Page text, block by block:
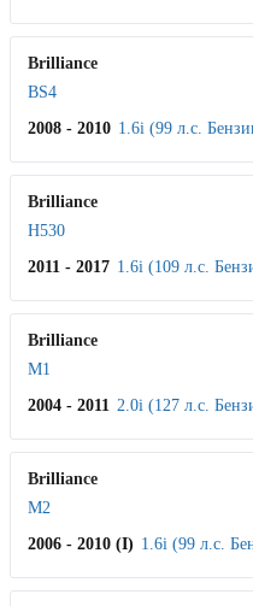
Brilliance
BS4
2008 - 2010 1.6i (99 л.с.
Brilliance
H530
2011 - 2017 1.6i (109 л.с.
Brilliance
M1
2004 - 2011 2.0i (127 л.с.
Brilliance
M2
2006 - 2010 (I) 1.6i (99 л.с.